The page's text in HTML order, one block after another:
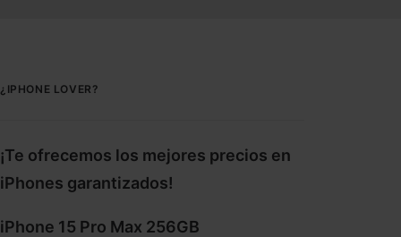
¿IPHONE LOVER?
¡Te ofrecemos los mejores precios en
iPhones garantizados!
iPhone 15 Pro Max 256GB